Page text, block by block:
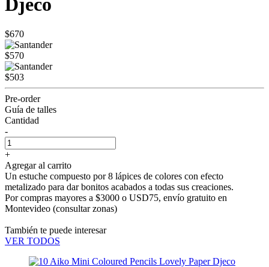
Djeco
$670
$570
$503
Pre-order
Guía de talles
Cantidad
-
+
Agregar al carrito
Un estuche compuesto por 8 lápices de colores con efecto
metalizado para dar bonitos acabados a todas sus creaciones.
Por compras mayores a $3000 o USD75, envío gratuito en
Montevideo (consultar zonas)
También te puede interesar
VER TODOS